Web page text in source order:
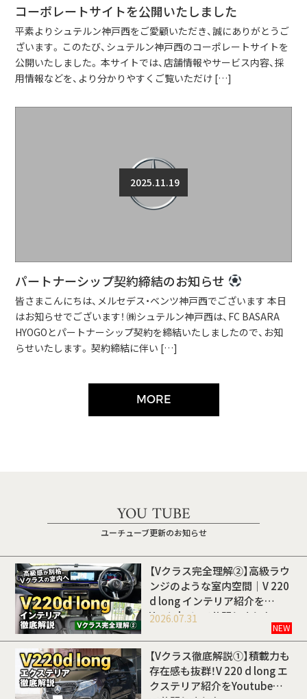
コーポレートサイトを公開いたしました
平素よりシュテルン神戸西をご愛顧いただき、誠にありがとうご
ざいます。 このたび、シュテルン神戸西のコーポレートサイトを
公開いたしました。 本サイトでは、店舗情報やサービス内容、採
用情報などを、より分かりやすくご覧いただけ […]
2025.11.19
パートナーシップ契約締結のお知らせ
皆さまこんにちは、メルセデス・ベンツ神戸西でございます 本日
はお知らせでございます！ ㈱シュテルン神戸西は、FC BASARA
HYOGOとパートナーシップ契約を締結いたしましたので、お知
らせいたします。 契約締結に伴い […]
MORE
YOU TUBE
ユーチューブ更新のお知らせ
【Vクラス完全理解②】高級ラウ
ンジのような室内空間｜V 220
d long インテリア紹介を
Youtubeにて公開しました
2026.07.31
NEW
【Vクラス徹底解説①】積載力も
存在感も抜群！V 220 d long エ
クステリア紹介をYoutubeに